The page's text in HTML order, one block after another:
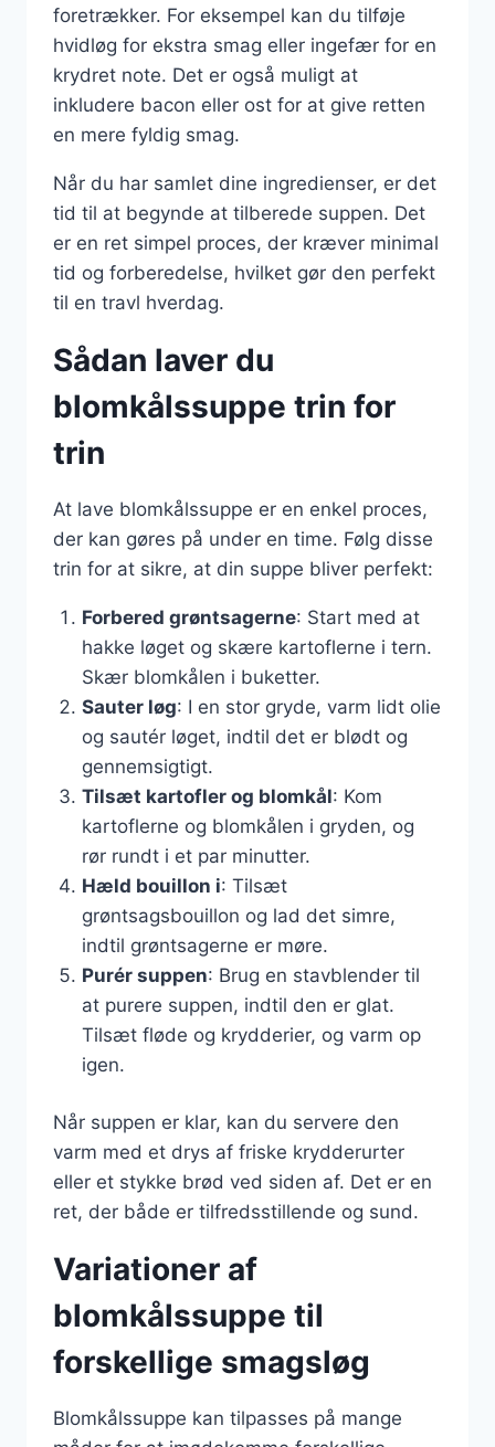
foretrækker. For eksempel kan du tilføje
hvidløg for ekstra smag eller ingefær for en
krydret note. Det er også muligt at
inkludere bacon eller ost for at give retten
en mere fyldig smag.
Når du har samlet dine ingredienser, er det
tid til at begynde at tilberede suppen. Det
er en ret simpel proces, der kræver minimal
tid og forberedelse, hvilket gør den perfekt
til en travl hverdag.
Sådan laver du
blomkålssuppe trin for
trin
At lave blomkålssuppe er en enkel proces,
der kan gøres på under en time. Følg disse
trin for at sikre, at din suppe bliver perfekt:
Forbered grøntsagerne: Start med at
hakke løget og skære kartoflerne i tern.
Skær blomkålen i buketter.
Sauter løg: I en stor gryde, varm lidt olie
og sautér løget, indtil det er blødt og
gennemsigtigt.
Tilsæt kartofler og blomkål: Kom
kartoflerne og blomkålen i gryden, og
rør rundt i et par minutter.
Hæld bouillon i: Tilsæt
grøntsagsbouillon og lad det simre,
indtil grøntsagerne er møre.
Purér suppen: Brug en stavblender til
at purere suppen, indtil den er glat.
Tilsæt fløde og krydderier, og varm op
igen.
Når suppen er klar, kan du servere den
varm med et drys af friske krydderurter
eller et stykke brød ved siden af. Det er en
ret, der både er tilfredsstillende og sund.
Variationer af
blomkålssuppe til
forskellige smagsløg
Blomkålssuppe kan tilpasses på mange